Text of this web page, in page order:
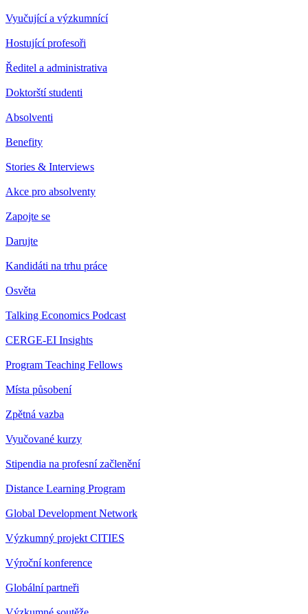
Vyučující a výzkumnící
Hostující profesoři
Ředitel a administrativa
Doktorští studenti
Absolventi
Benefity
Stories & Interviews
Akce pro absolventy
Zapojte se
Darujte
Kandidáti na trhu práce
Osvěta
Talking Economics Podcast
CERGE-EI Insights
Program Teaching Fellows
Místa působení
Zpětná vazba
Vyučované kurzy
Stipendia na profesní začlenění
Distance Learning Program
Global Development Network
Výzkumný projekt CITIES
Výroční konference
Globální partneři